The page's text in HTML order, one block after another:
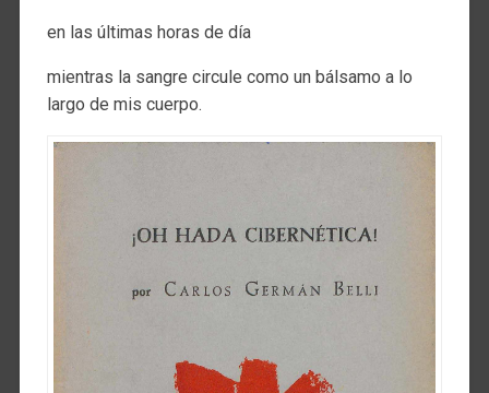
en las últimas horas de día
mientras la sangre circule como un bálsamo a lo
largo de mis cuerpo.